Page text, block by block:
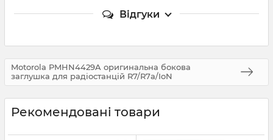
Відгуки
Motorola PMHN4429A оригинальна бокова
заглушка для радіостанцій R7/R7a/IoN
Рекомендовані товари